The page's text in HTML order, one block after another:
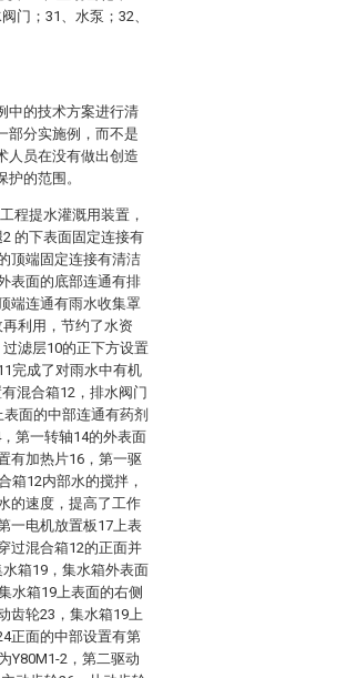
门；31、水泵；32、
中的技术方案进行清
部分实施例，而不是
人员在没有做出创造
的范围。
程提水灌溉用装置，
的下表面固定连接有
顶端固定连接有清洁
表面的底部连通有排
端连通有雨水收集罩
利用，节约了水资
滤层10的正下方设置
完成了对雨水中有机
混合箱12，排水阀门
面的中部连通有药剂
第一转轴14的外表面
有加热片16，第一驱
箱12内部水的搅拌，
的速度，提高了工作
一电机放置板17上表
过混合箱12的正面并
箱19，集水箱外表面
水箱19上表面的右侧
齿轮23，集水箱19上
正面的中部设置有第
Y80M1-2，第二驱动